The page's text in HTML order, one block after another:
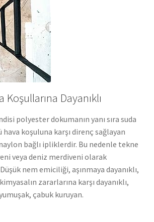
Koşullarına Dayanıklı
polyester dokumanın yanı sıra suda
koşuluna karşı direnç sağlayan
bağlı ipliklerdir. Bu nedenle tekne
veya deniz merdiveni olarak
nem emiciliği, aşınmaya dayanıklı,
zararlarına karşı dayanıklı,
çabuk kuruyan.